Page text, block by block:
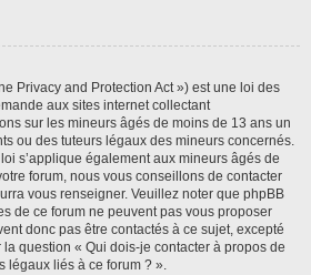
Privacy and Protection Act ») est une loi des
aux sites internet collectant
sur les mineurs âgés de moins de 13 ans un
ou des tuteurs légaux des mineurs concernés.
s’applique également aux mineurs âgés de
forum, nous vous conseillons de contacter
vous renseigner. Veuillez noter que phpBB
de ce forum ne peuvent pas vous proposer
donc pas être contactés à ce sujet, excepté
la question « Qui dois-je contacter à propos de
légaux liés à ce forum ? ».